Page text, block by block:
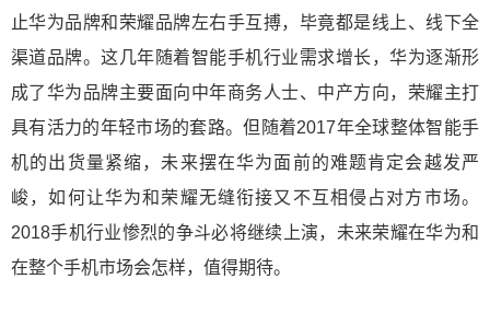
止华为品牌和荣耀品牌左右手互搏，毕竟都是线上、线下全
渠道品牌。这几年随着智能手机行业需求增长，华为逐渐形
成了华为品牌主要面向中年商务人士、中产方向，荣耀主打
具有活力的年轻市场的套路。但随着2017年全球整体智能手
机的出货量紧缩，未来摆在华为面前的难题肯定会越发严
峻，如何让华为和荣耀无缝衔接又不互相侵占对方市场。
2018手机行业惨烈的争斗必将继续上演，未来荣耀在华为和
在整个手机市场会怎样，值得期待。